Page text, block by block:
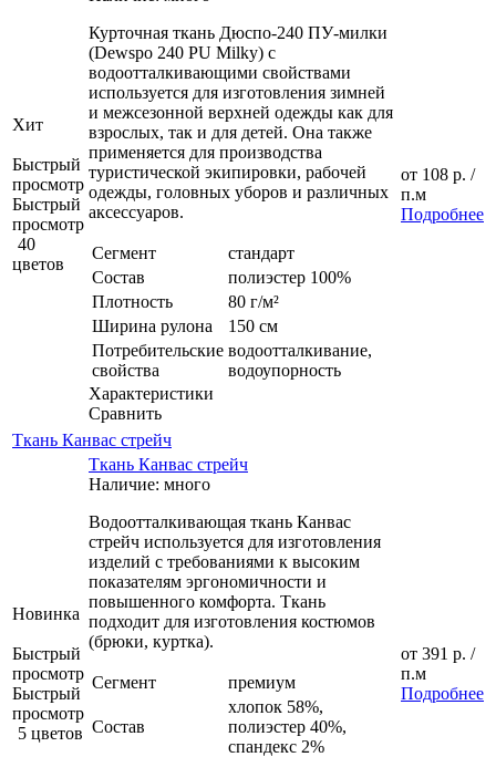
Хит
Быстрый
просмотр
Быстрый
просмотр
40
цветов
Курточная ткань Дюспо-240 ПУ-милки
(Dewspo 240 PU Milky) с
водоотталкивающими свойствами
используется для изготовления зимней
и межсезонной верхней одежды как для
взрослых, так и для детей. Она также
применяется для производства
туристической экипировки, рабочей
одежды, головных уборов и различных
аксессуаров.
Сегмент
стандарт
Состав
полиэстер 100%
Плотность
80 г/м²
Ширина рулона
150 см
Потребительские
свойства
водоотталкивание,
водоупорность
Характеристики
Сравнить
от 108 р. /
п.м
Подробнее
Ткань Канвас стрейч
Новинка
Быстрый
просмотр
Быстрый
просмотр
5 цветов
Ткань Канвас стрейч
Наличие: много
Водоотталкивающая ткань Канвас
стрейч используется для изготовления
изделий с требованиями к высоким
показателям эргономичности и
повышенного комфорта. Ткань
подходит для изготовления костюмов
(брюки, куртка).
Сегмент премиум
Состав
хлопок 58%,
полиэстер 40%,
спандекс 2%
от 391 р. /
п.м
Подробнее